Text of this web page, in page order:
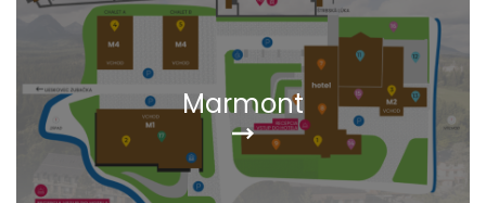
Marmont